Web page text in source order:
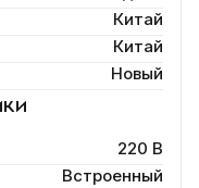
Китай
Китай
Новый
220 В
Встроенный